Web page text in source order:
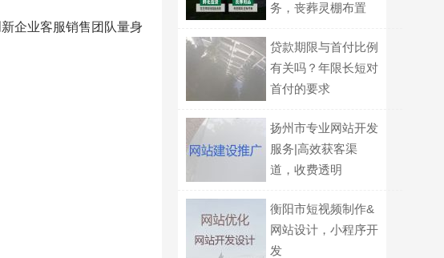
企业客服销售团队量身
务，丧葬灵棚布置
贷款期限与首付比例
有关吗？年限长短对
首付的要求
扬州市专业网站开发
服务|高效获客渠
道，收费透明
衡阳市短视频制作&
网站设计，小程序开
发